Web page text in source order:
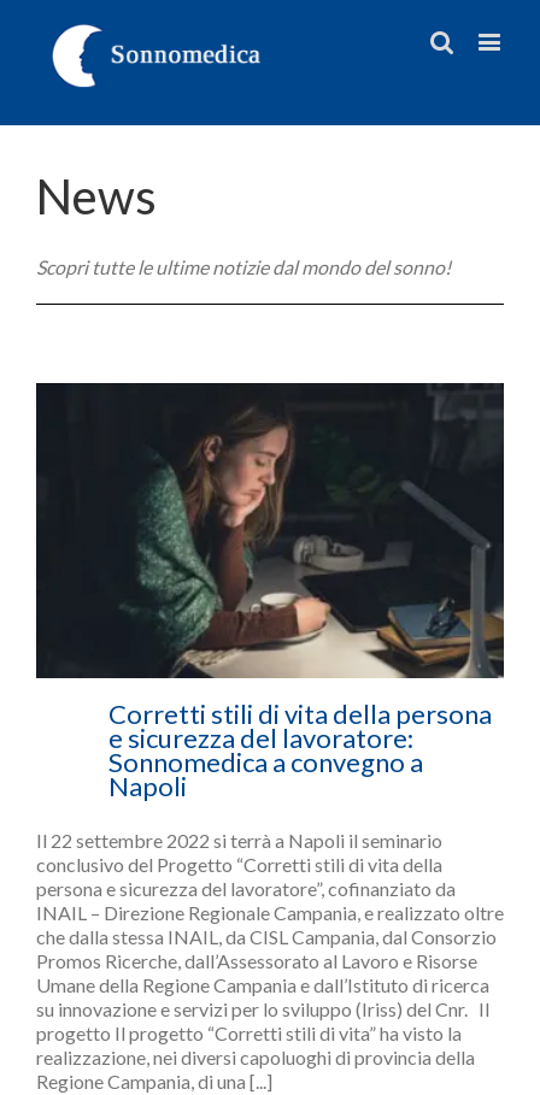
News
Scopri tutte le ultime notizie dal mondo del sonno!
Corretti stili di vita della persona
e sicurezza del lavoratore:
Sonnomedica a convegno a
Napoli
Il 22 settembre 2022 si terrà a Napoli il seminario
conclusivo del Progetto “Corretti stili di vita della
persona e sicurezza del lavoratore”, cofinanziato da
INAIL – Direzione Regionale Campania, e realizzato oltre
che dalla stessa INAIL, da CISL Campania, dal Consorzio
Promos Ricerche, dall’Assessorato al Lavoro e Risorse
Umane della Regione Campania e dall’Istituto di ricerca
su innovazione e servizi per lo sviluppo (Iriss) del Cnr. Il
progetto Il progetto “Corretti stili di vita” ha visto la
realizzazione, nei diversi capoluoghi di provincia della
Regione Campania, di una [...]